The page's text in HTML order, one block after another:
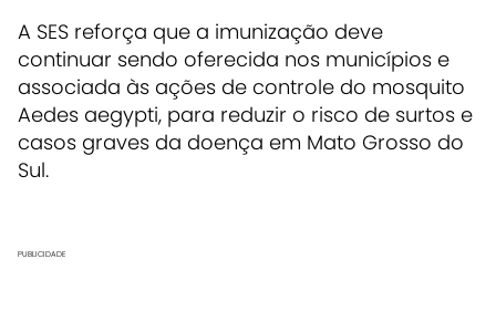
A SES reforça que a imunização deve
continuar sendo oferecida nos municípios e
associada às ações de controle do mosquito
Aedes aegypti, para reduzir o risco de surtos e
casos graves da doença em Mato Grosso do
Sul.
PUBLICIDADE